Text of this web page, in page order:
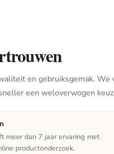
en gebruiksgemak. We
een weloverwogen
meer dan 7 jaar ervaring met
productonderzoek.